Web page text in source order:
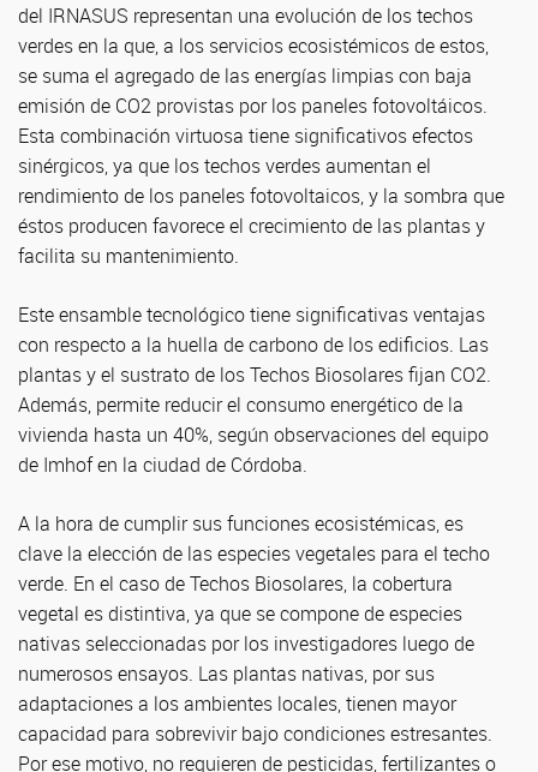
del IRNASUS representan una evolución de los techos
verdes en la que, a los servicios ecosistémicos de estos,
se suma el agregado de las energías limpias con baja
emisión de CO2 provistas por los paneles fotovoltáicos.
Esta combinación virtuosa tiene significativos efectos
sinérgicos, ya que los techos verdes aumentan el
rendimiento de los paneles fotovoltaicos, y la sombra que
éstos producen favorece el crecimiento de las plantas y
facilita su mantenimiento.
Este ensamble tecnológico tiene significativas ventajas
con respecto a la huella de carbono de los edificios. Las
plantas y el sustrato de los Techos Biosolares fijan CO2.
Además, permite reducir el consumo energético de la
vivienda hasta un 40%, según observaciones del equipo
de Imhof en la ciudad de Córdoba.
A la hora de cumplir sus funciones ecosistémicas, es
clave la elección de las especies vegetales para el techo
verde. En el caso de Techos Biosolares, la cobertura
vegetal es distintiva, ya que se compone de especies
nativas seleccionadas por los investigadores luego de
numerosos ensayos. Las plantas nativas, por sus
adaptaciones a los ambientes locales, tienen mayor
capacidad para sobrevivir bajo condiciones estresantes.
Por ese motivo, no requieren de pesticidas, fertilizantes o